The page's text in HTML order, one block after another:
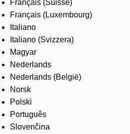
Français (Suisse)
Français (Luxembourg)
Italiano
Italiano (Svizzera)
Magyar
Nederlands
Nederlands (België)
Norsk
Polski
Português
Slovenčina